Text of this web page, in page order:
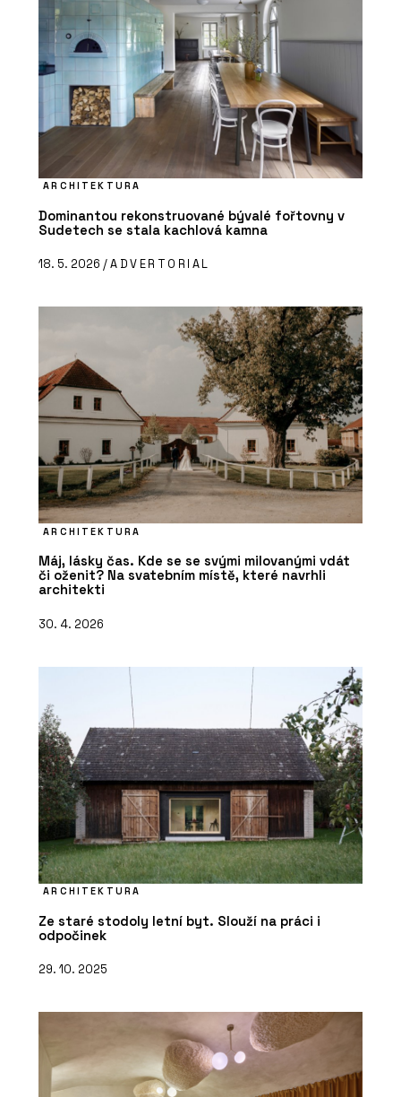
ARCHITEKTURA
Dominantou rekonstruované bývalé fořtovny v
Sudetech se stala kachlová kamna
18. 5. 2026 /ADVERTORIAL
ARCHITEKTURA
Máj, lásky čas. Kde se se svými milovanými vdát
či oženit? Na svatebním místě, které navrhli
architekti
30. 4. 2026
ARCHITEKTURA
Ze staré stodoly letní byt. Slouží na práci i
odpočinek
29. 10. 2025